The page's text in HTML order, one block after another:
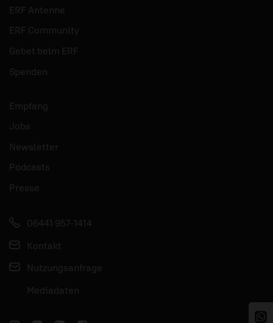
ERF Antenne
ERF Community
Gebet beim ERF
Spenden
Empfang
Jobs
Newsletter
Podcasts
Presse
06441 957-1414
Kontakt
Nutzungsanfrage
Mediadaten